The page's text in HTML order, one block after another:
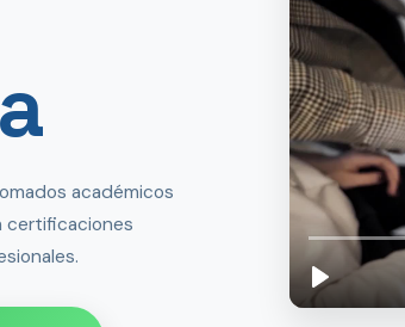
académicos
certificaciones